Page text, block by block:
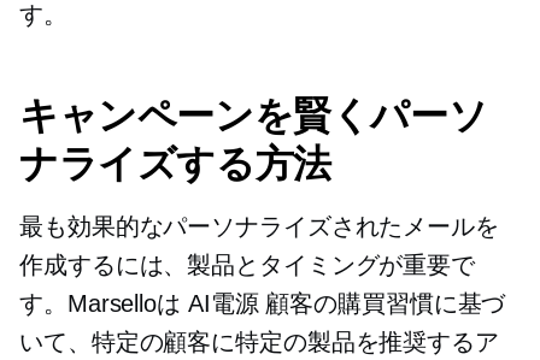
す。
キャンペーンを賢くパーソ
ナライズする方法
最も効果的なパーソナライズされたメールを
作成するには、製品とタイミングが重要で
す。Marselloは AI電源顧客の購買習慣に基づ
いて、特定の顧客に特定の製品を推奨するア